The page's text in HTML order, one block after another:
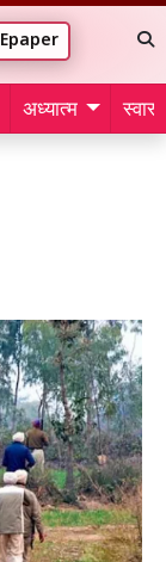
Epaper
अध्यात्म